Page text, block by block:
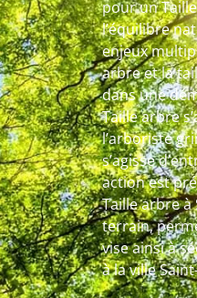
pour un
l’équilibre
enjeux
arbre et la
dans une
Taille arbre
l’arboriste
s’agisse
action est
Taille arbre à
terrain,
vise ainsi à
à la ville